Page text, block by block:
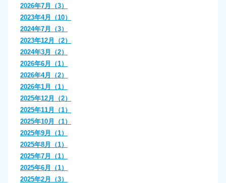
2026年7月（3）
2023年4月（10）
2024年7月（3）
2023年12月（2）
2024年3月（2）
2026年6月（1）
2026年4月（2）
2026年1月（1）
2025年12月（2）
2025年11月（1）
2025年10月（1）
2025年9月（1）
2025年8月（1）
2025年7月（1）
2025年6月（1）
2025年2月（3）